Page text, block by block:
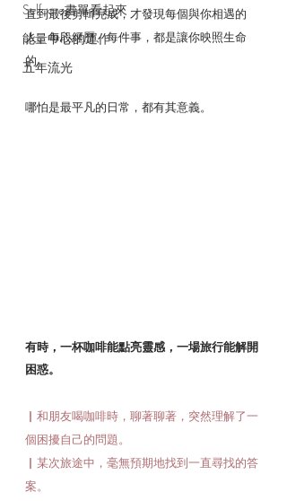
Selfcare書單看起來
能量中心的運作
五年流光
直到最後剪輯完成，才發現每個與你相遇的
人、每段經歷、每件事，都是讓你映照生命
的。
哪怕是最平凡的日常，都有其意義。
有時，一杯咖啡能點亮靈感，一場旅行能解開
困惑。
▏和朋友喝咖啡時，聊著聊著，突然理解了一
個困擾自己的問題。
▏某次旅途中，毫無預期地找到一直尋找的答
案。